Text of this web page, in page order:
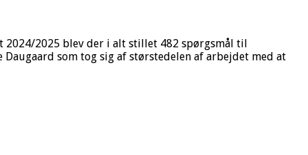
2025 blev der i alt stillet 482 spørgsmål til
som tog sig af størstedelen af arbejdet med at